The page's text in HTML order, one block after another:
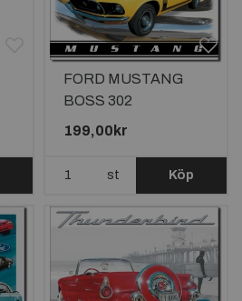
FORD MUSTANG
BOSS 302
PLÅTSKYLT
199,00kr
st Köp